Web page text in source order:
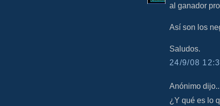
al ganador
Así son los
Saludos.
24/9/08
Anónimo
¿Y qué es lo